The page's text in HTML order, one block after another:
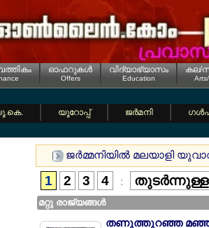
ഓഫറുകള്‍
Offers
വിദ്യാഭ്യാസം
Education
കല/
യൂറോപ്പ് ജര്‍മനി
ജര്‍മ്മനിയില്‍ മലയാളി
1 2 3 4 :
മറ്റു രാജ്യങ്ങള്‍
തണുത്തുറഞ്ഞ